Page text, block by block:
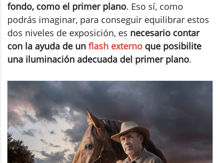
fondo, como el primer plano. Eso sí, como
podrás imaginar, para conseguir equilibrar estos
dos niveles de exposición, es necesario contar
con la ayuda de un flash externo que posibilite
una iluminación adecuada del primer plano.